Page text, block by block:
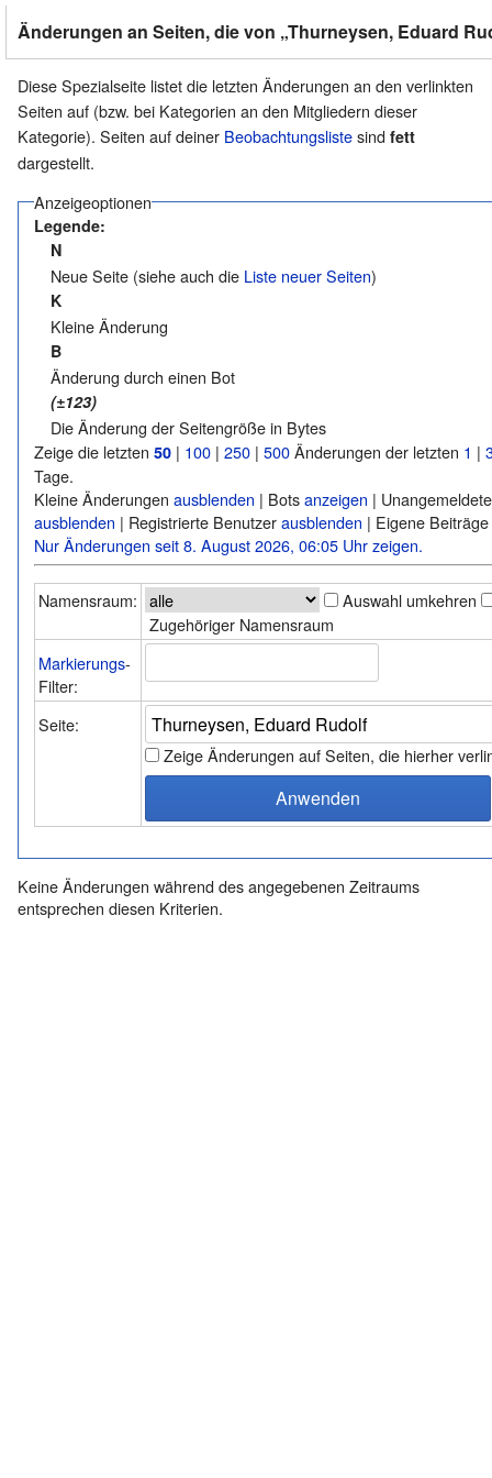
Änderungen an Seiten, die von „Thurneysen, Eduard
Diese Spezialseite listet die letzten Änderungen an den verlinkten
Seiten auf (bzw. bei Kategorien an den Mitgliedern dieser
Kategorie). Seiten auf deiner Beobachtungslistesind fett
dargestellt.
Anzeigeoptionen
Legende:
N
Neue Seite (siehe auch die Liste neuer Seiten)
K
Kleine Änderung
B
Änderung durch einen Bot
(±123)
Die Änderung der Seitengröße in Bytes
Zeige die letzten50 | 100 |250 |500Änderungen der letzten 1 |
Tage.
Kleine Änderungenausblenden | Botsanzeigen |
ausblenden | Registrierte Benutzerausblenden | Eigene
Nur Änderungen seit 8. August 2026, 06:05 Uhr zeigen.
Namensraum:
Auswahl umkehren
Zugehöriger Namensraum
Markierungs-
Filter:
Seite:
Zeige Änderungen auf Seiten, die hierher
Keine Änderungen während des angegebenen Zeitraums
entsprechen diesen Kriterien.